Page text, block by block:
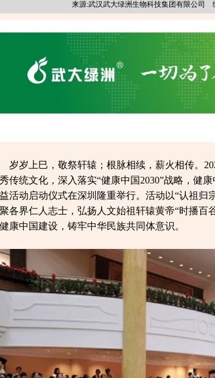
来源:武汉武大绿洲生物科技集团有限公
岁岁上巳，敬祭轩辕；根脉相续，薪火相传。
秀传统文化，深入落实“健康中国2030”战略，健
益活动启动仪式在深圳隆重举行。活动以“认祖归
聚各界仁人志士，弘扬人文始祖轩辕黄帝“时播百
健康中国建设，铸牢中华民族共同体意识。